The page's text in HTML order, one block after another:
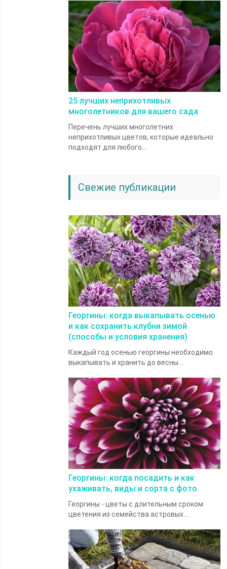
25 лучших неприхотливых
многолетников для вашего сада
Перечень лучших многолетних
неприхотливых цветов, которые идеально
подходят для любого...
Свежие публикации
Георгины: когда выкапывать осенью
и как сохранить клубни зимой
(способы и условия хранения)
Каждый год осенью георгины необходимо
выкапывать и хранить до весны....
Георгины: когда посадить и как
ухаживать, виды и сорта с фото
Георгины - цветы с длительным сроком
цветения из семейства астровых....